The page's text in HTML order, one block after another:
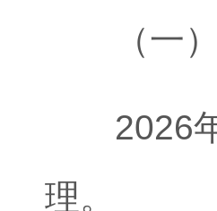
（一）
2026年7